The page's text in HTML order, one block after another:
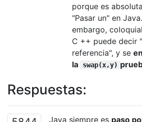
porque es
"Pasar un" en
embargo,
C ++ puede decir
referencia", y se
la
swap(x,y)
Respuestas:
Java siempre es paso